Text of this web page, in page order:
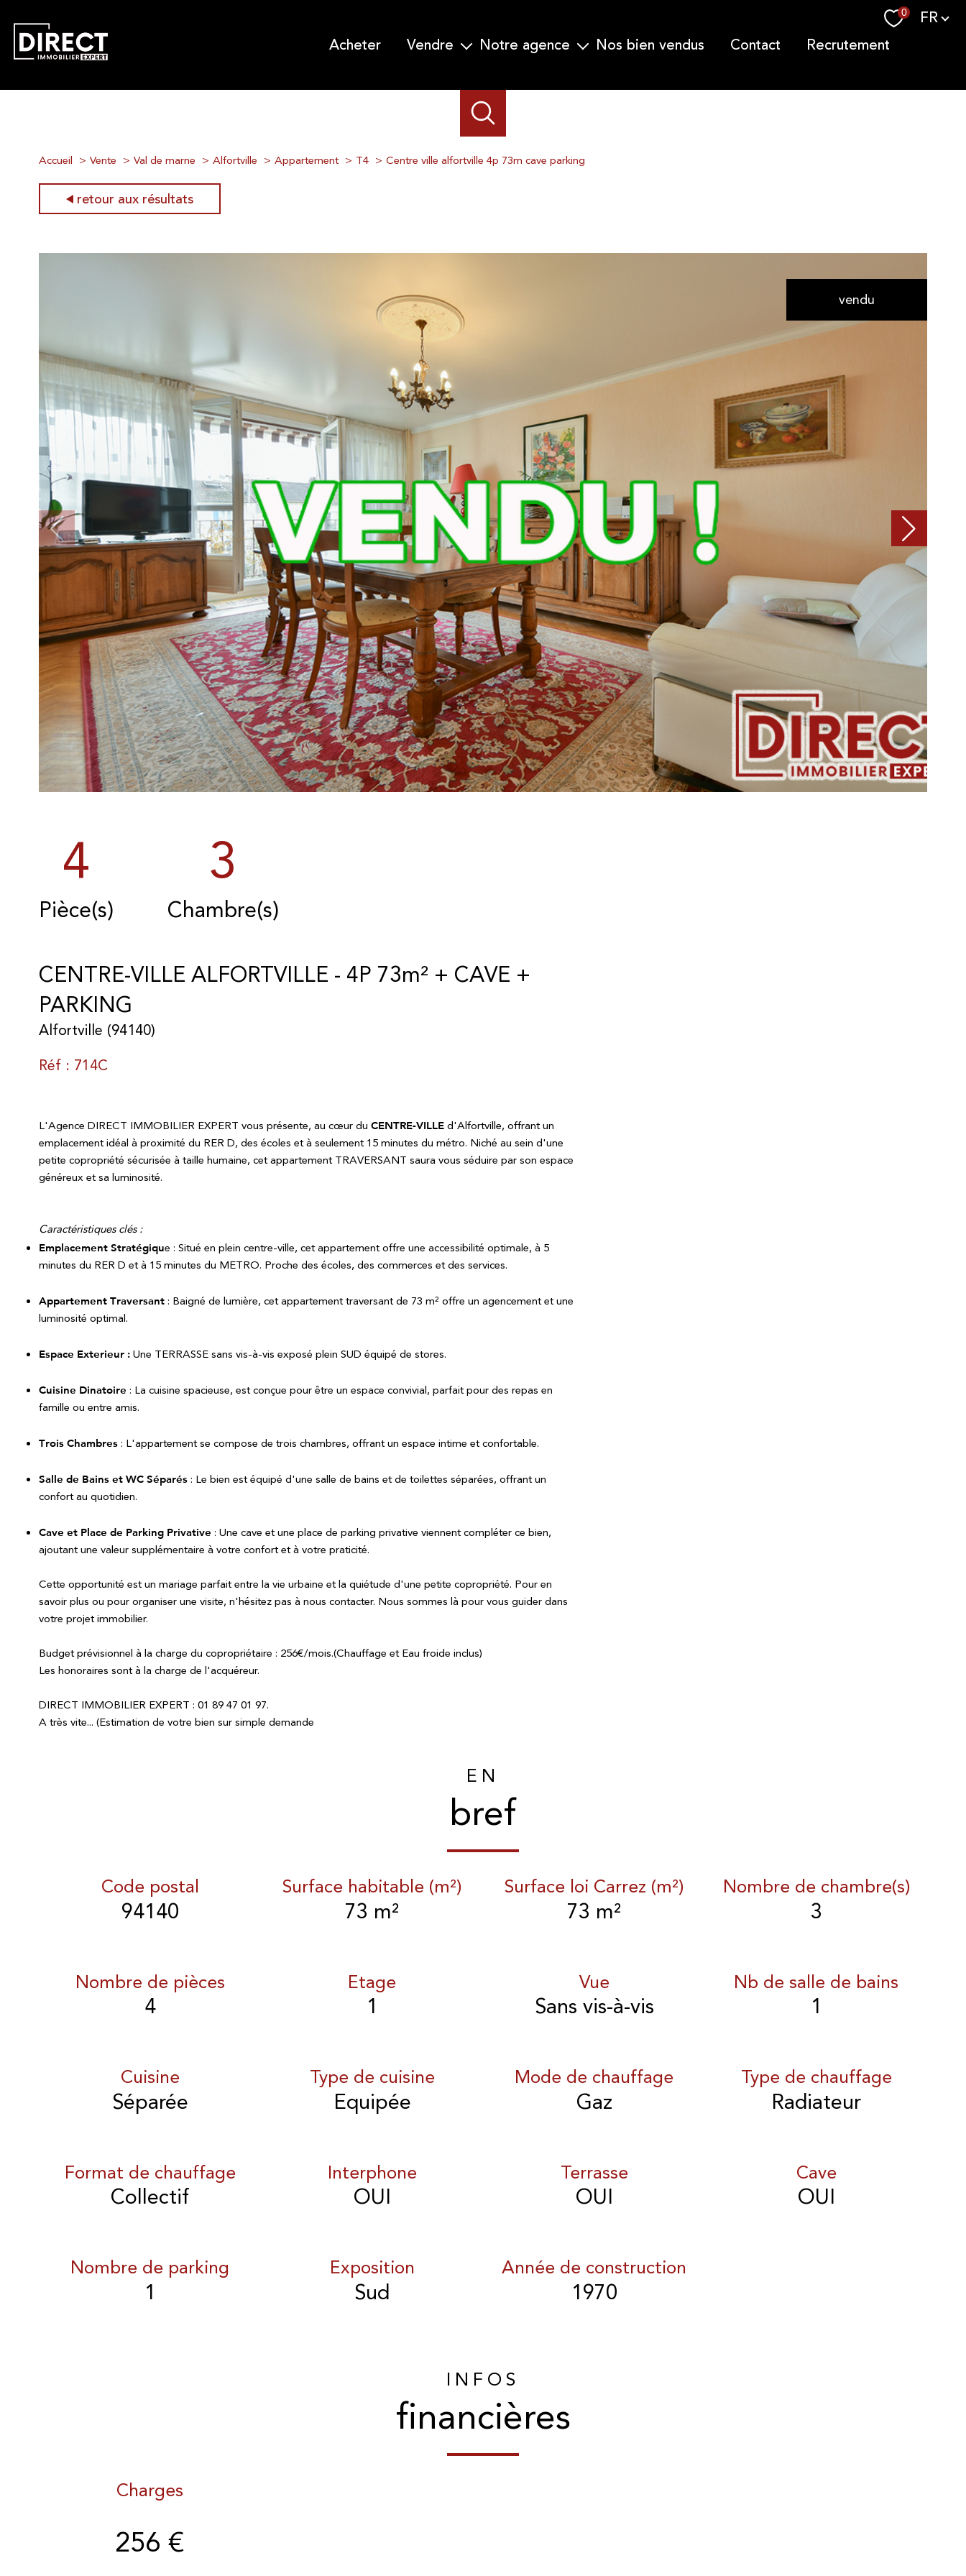
0 Langue
FR
acheter
vendre
Demander une estimation
notre agence
Notre équipe
nos bien vendus contact recrutement
Accueil Vente Val de marne Alfortville Appartement T4 Centre ville alfortville 4p 73m cave parking
retour aux résultats
vendu
4
Pièce(s)
3
Chambre(s)
CENTRE-VILLE ALFORTVILLE - 4P 73m² + CAVE +
PARKING
Alfortville (94140)
Réf : 714C
L'Agence DIRECT IMMOBILIER EXPERT vous présente, au cœur du CENTRE-VILLE d'Alfortville, offrant un
emplacement idéal à proximité du RER D, des écoles et à seulement 15 minutes du métro. Niché au sein d'une
petite copropriété sécurisée à taille humaine, cet appartement TRAVERSANT saura vous séduire par son espace
généreux et sa luminosité.
Caractéristiques clés :
Emplacement Stratégique : Situé en plein centre-ville, cet appartement offre une accessibilité optimale, à 5
minutes du RER D et à 15 minutes du METRO. Proche des écoles, des commerces et des services.
Appartement Traversant : Baigné de lumière, cet appartement traversant de 73 m² offre un agencement et une
luminosité optimal.
Espace Exterieur : Une TERRASSE sans vis-à-vis exposé plein SUD équipé de stores.
Cuisine Dinatoire : La cuisine spacieuse, est conçue pour être un espace convivial, parfait pour des repas en
famille ou entre amis.
Trois Chambres : L'appartement se compose de trois chambres, offrant un espace intime et confortable.
Salle de Bains et WC Séparés : Le bien est équipé d'une salle de bains et de toilettes séparées, offrant un
confort au quotidien.
Cave et Place de Parking Privative : Une cave et une place de parking privative viennent compléter ce bien,
ajoutant une valeur supplémentaire à votre confort et à votre praticité.
Cette opportunité est un mariage parfait entre la vie urbaine et la quiétude d'une petite copropriété. Pour en
savoir plus ou pour organiser une visite, n'hésitez pas à nous contacter. Nous sommes là pour vous guider dans
votre projet immobilier.
Budget prévisionnel à la charge du copropriétaire : 256€/mois.(Chauffage et Eau froide inclus)
Les honoraires sont à la charge de l'acquéreur.
DIRECT IMMOBILIER EXPERT : 01 89 47 01 97.
A très vite... (Estimation de votre bien sur simple demande
EN
bref
Code postal
94140
Surface habitable (m²)
73 m²
Surface loi Carrez (m²)
73 m²
Nombre de chambre(s)
3
Nombre de pièces
4
Etage
1
Vue
Sans vis-à-vis
Nb de salle de bains
1
Cuisine
Séparée
Type de cuisine
Equipée
Mode de chauffage
Gaz
Type de chauffage
Radiateur
Format de chauffage
Collectif
Interphone
OUI
Terrasse
OUI
Cave
OUI
Nombre de parking
1
Exposition
Sud
Année de construction
1970
INFOS
financières
Charges
256 €